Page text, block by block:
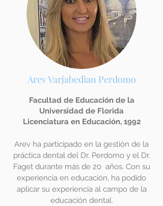
Arev Varjabedian Perdomo
Facultad de Educación de la
Universidad de Florida
Licenciatura en Educación, 1992
Arev ha participado en la gestión de la
práctica dental del Dr. Perdomo y el Dr.
Faget durante más de 20 años. Con su
experiencia en educación, ha podido
aplicar su experiencia al campo de la
educación dental.